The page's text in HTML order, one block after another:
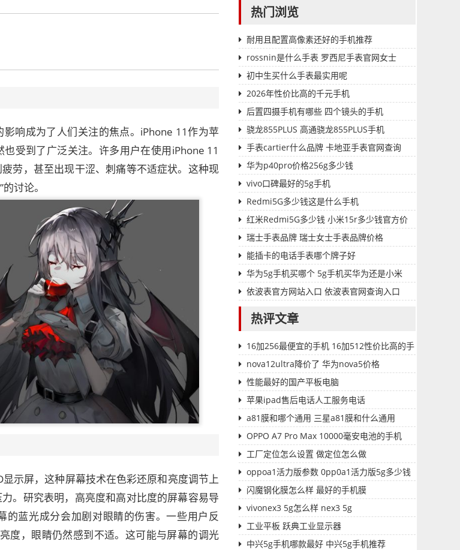
响成为了人们关注的焦点。iPhone 11作为苹
受到了广泛关注。许多用户在使用iPhone 11
劳，甚至出现干涩、刺痛等不适症状。这种现
讨论。
示屏，这种屏幕技术在色彩还原和亮度调节上
。研究表明，高亮度和高对比度的屏幕容易导
蓝光成分会加剧对眼睛的伤害。一些用户反
度，眼睛仍然感到不适。这可能与屏幕的调光
热门浏览
耐用且配置高像素还好的手机推荐
rossnin是什么手表 罗西尼手表官网女士
初中生买什么手表最实用呢
2026年性价比高的千元手机
后置四摄手机有哪些 四个镜头的手机
骁龙855PLUS 高通骁龙855PLUS手机
手表cartier什么品牌 卡地亚手表官网查询
华为p40pro价格256g多少钱
vivo口碑最好的5g手机
Redmi5G多少钱这是什么手机
红米Redmi5G多少钱 小米15r多少钱官方价
格瑞士手表品牌 瑞士女士手表品牌价格
能插卡的电话手表哪个牌子好
华为5g手机买哪个 5g手机买华为还是小米
依波表官方网站入口 依波表官网查询入口
热评文章
16加256最便宜的手机 16加512性价比高的手
机 nova12ultra降价了 华为nova5价格
性能最好的国产平板电脑
苹果ipad售后电话人工服务电话
a81膜和哪个通用 三星a81膜和什么通用
OPPO A7 Pro Max 10000毫安电池的手机
工厂定位怎么设置 做定位怎么做
oppoa1活力版参数 0pp0a1活力版5g多少钱
闪魔钢化膜怎么样 最好的手机膜
vivonex3 5g怎么样 nex3 5g
工业平板 跃典工业显示器
中兴5g手机哪款最好 中兴5g手机推荐